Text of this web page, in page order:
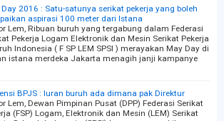
2016 : Satu-satunya serikat pekerja yang boleh
aspirasi 100 meter dari Istana
Lem, Ribuan buruh yang tergabung dalam Federasi
Pekerja Logam Elektronik dan Mesin Serikat Pekerja
Indonesia ( F SP LEM SPSI ) merayakan May Day di
istana merdeka Jakarta menagih janji kampanye
BPJS : Iuran buruh ada dimana pak Direktur
Lem, Dewan Pimpinan Pusat (DPP) Federasi Serikat
(FSP) Logam, Elektronik dan Mesin (LEM) Serikat